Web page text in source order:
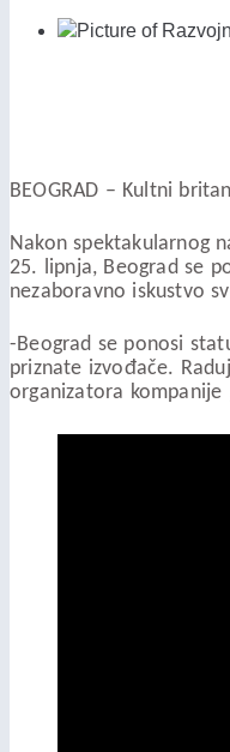
BEOGRAD – Kultni
Nakon spektakularnog
25. lipnja, Beograd se
nezaboravno iskustvo
-Beograd se ponosi
priznate izvođače.
organizatora kompanije